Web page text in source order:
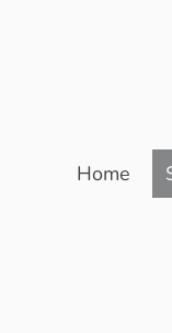
Home